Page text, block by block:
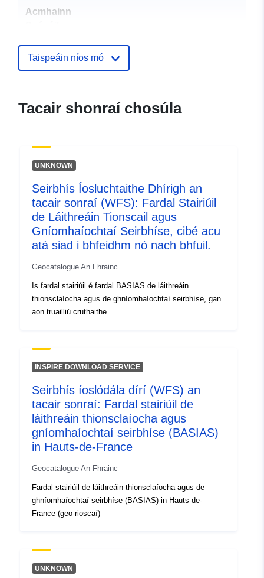
Acmhainn
Aitheantóirí:
ide.developpement-
7bcf-45ed-9f0d-
4175-be44-1f8052fb8b29
Clóscríobh:
Acmhainn:
http://inspire.ec.europa.eu/
codelist/ResourceType/services
Taispeáin níos mó
Tacair shonraí chosúla
UNKNOWN
Seirbhís Íosluchtaithe Dhírigh an
tacair sonraí (WFS): Fardal Stairiúil
de Láithreáin Tionscail agus
Gníomhaíochtaí Seirbhíse, cibé acu
atá siad i bhfeidhm nó nach bhfuil.
Geocatalogue An Fhrainc
Is fardal stairiúil é fardal BASIAS de láithreáin
thionsclaíocha agus de ghníomhaíochtaí seirbhíse, gan
aon truailliú cruthaithe.
INSPIRE DOWNLOAD SERVICE
Seirbhís íoslódála dírí (WFS) an
tacair sonraí: Fardal stairiúil de
láithreáin thionsclaíocha agus
gníomhaíochtaí seirbhíse (BASIAS)
in Hauts-de-France
Geocatalogue An Fhrainc
Fardal stairiúil de láithreáin thionsclaíocha agus de
ghníomhaíochtaí seirbhíse (BASIAS) in Hauts-de-
France (geo-rioscaí)
UNKNOWN